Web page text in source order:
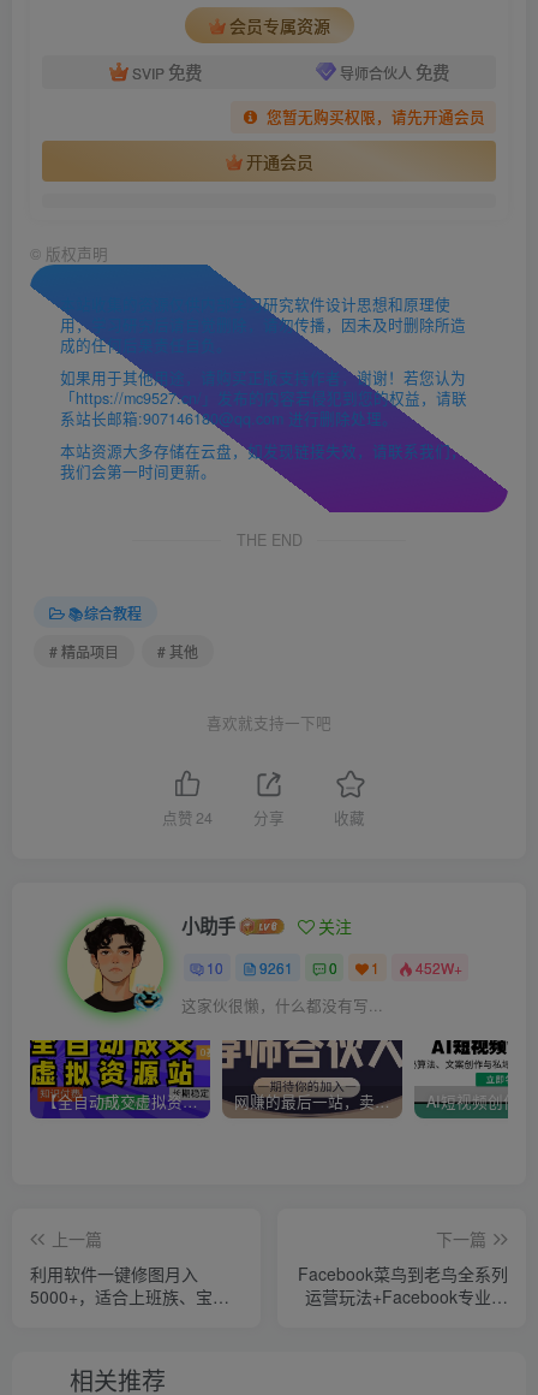
会员专属资源
SVIP 免费 导师合伙人 免费
您暂无购买权限，请先开通会员
开通会员
© 版权声明
本站收集的资源仅供内部学习研究软件设计思想和原理使
用，学习研究后请自觉删除，请勿传播，因未及时删除所造
成的任何后果责任自负。
如果用于其他用途，请购买正版支持作者，谢谢！若您认为
「https://mc9527.cn/」发布的内容若侵犯到您的权益，请联
系站长邮箱:907146180@qq.com 进行删除处理。
本站资源大多存储在云盘，如发现链接失效，请联系我们，
我们会第一时间更新。
THE END
📚综合教程
# 精品项目
# 其他
喜欢就支持一下吧
点赞 24 分享 收藏
小助手 关注
10 9261 0 1 452W+
这家伙很懒，什么都没有写...
【全自动成交虚拟资源站】站长唯一陪跑项目！月入10W+~长期稳定~ 网赚的最后一站，卖项目！做网赚顶级猎食者~
上一篇
利用软件一键修图月入
5000+，适合上班族、宝
下一篇
Facebook菜鸟到老鸟全系列
运营玩法+Facebook专业广
相关推荐